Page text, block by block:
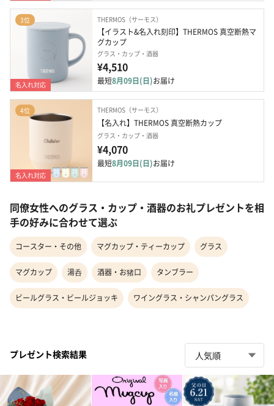
3位
名入れ対応
THERMOS（サーモス）
【イラスト&名入れ刻印】THERMOS 真空断熱マ
グカップ
グラス・カップ・酒器
¥4,510
最短8月09日(日)お届け
4位
名入れ対応
THERMOS（サーモス）
【名入れ】THERMOS 真空断熱カップ
グラス・カップ・酒器
¥4,070
最短8月09日(日)お届け
同僚女性へのグラス・カップ・酒器のお礼プレゼントを相
手の好みに合わせて選ぶ
コースター・その他 マグカップ・ティーカップ グラス
マグカップ 湯呑 酒器・お猪口 タンブラー
ビールグラス・ビールジョッキ ワイングラス・シャンパングラス
プレゼント検索結果